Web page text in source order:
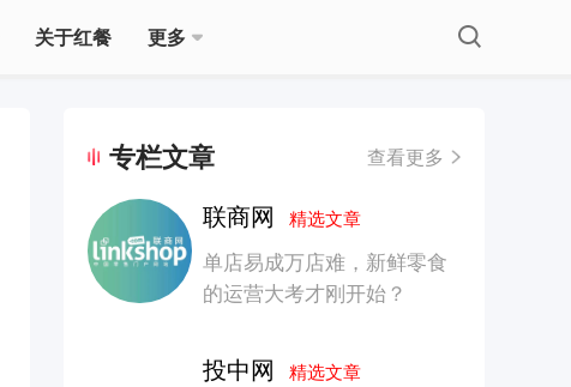
关于红餐 更多
专栏文章 查看更多
联商网精选文章
单店易成万店难，新鲜零食
的运营大考才刚开始？
投中网精选文章